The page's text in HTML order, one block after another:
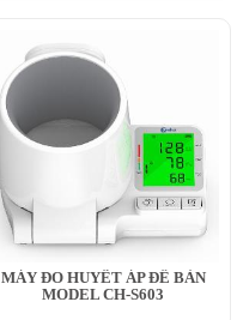
MÁY ĐO HUYẾT ÁP ĐỂ BÀN
MODEL CH-S603